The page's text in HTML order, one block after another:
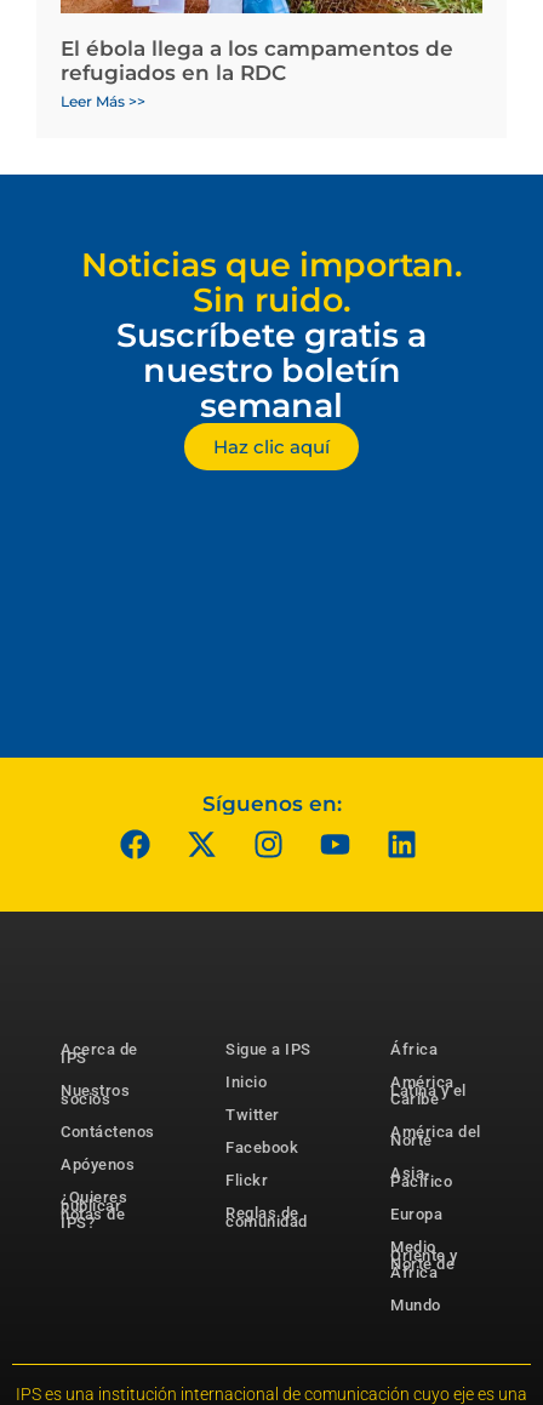
El ébola llega a los campamentos de
refugiados en la RDC
Leer Más >>
Noticias que importan.
Sin ruido.
Suscríbete gratis a
nuestro boletín
semanal
Haz clic aquí
Síguenos en:
Acerca de
IPS
Nuestros
socios
Contáctenos
Apóyenos
¿Quieres
publicar
notas de
IPS?
Sigue a IPS
Inicio
Twitter
Facebook
Flickr
Reglas de
comunidad
África
América
Latina y el
Caribe
América del
Norte
Asia-
Pacífico
Europa
Medio
Oriente y
Norte de
África
Mundo
IPS es una institución internacional de comunicación cuyo eje es una